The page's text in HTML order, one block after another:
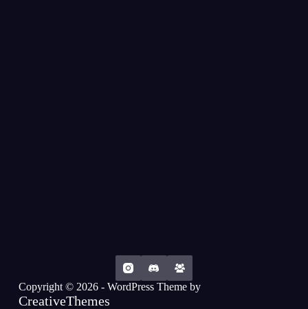
Copyright © 2026 - WordPress Theme by
CreativeThemes